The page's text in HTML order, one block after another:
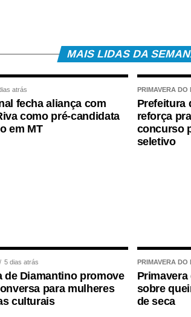
MAIS LIDAS DA
atrás
fecha aliança com
como pré-candidata
em MT
PRIMAVERA DO
Prefeitura
reforça
concurso
seletivo
5 dias atrás
de Diamantino promove
para mulheres
culturais
PRIMAVERA DO
sobre
de seca